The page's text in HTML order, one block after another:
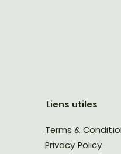
Liens utiles
Terms &
Privacy Policy